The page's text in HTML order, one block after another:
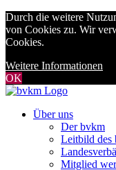
Durch die weitere
von Cookies zu. Wir
Cookies.
Weitere Informationen
OK
Über uns
Der bvkm
Leitbild des
Mitglied